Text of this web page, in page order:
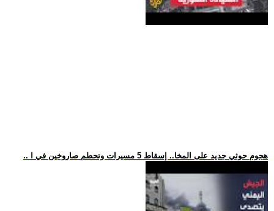
.. هجوم حوثي جديد على المخا.. إسقاط 5 مسيرات وتحطم صاروخين في ا